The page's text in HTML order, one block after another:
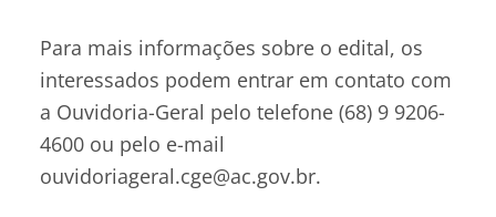
Para mais informações sobre o edital, os
interessados podem entrar em contato com
a Ouvidoria-Geral pelo telefone (68) 9 9206-
4600 ou pelo e-mail
ouvidoriageral.cge@ac.gov.br.